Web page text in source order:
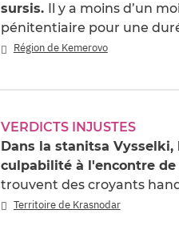
sursis.
Il y a moins d’un
pénitentiaire pour une
Région de Kemerovo
VERDICTS INJUSTES
Dans la stanitsa
culpabilité à l'encontre de
trouvent des croyants
Territoire de Krasnodar